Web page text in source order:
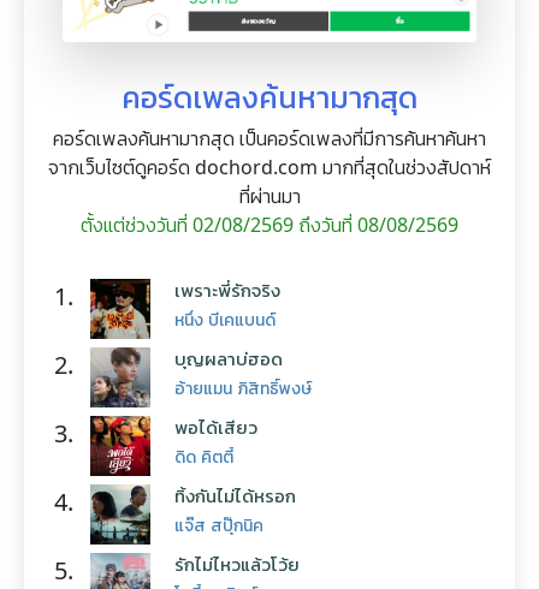
คอร์ดเพลงค้นหามากสุด
คอร์ดเพลงค้นหามากสุด เป็นคอร์ดเพลงที่มีการค้นหาค้นหา
จากเว็บไซต์ดูคอร์ด dochord.com มากที่สุดในช่วงสัปดาห์
ที่ผ่านมา
ตั้งแต่ช่วงวันที่ 02/08/2569 ถึงวันที่ 08/08/2569
1. เพราะพี่รักจริง
หนึ่ง บีเคแบนด์
2. บุญผลาบ่ฮอด
อ้ายแมน ภิสิทธิ์พงษ์
3. พอได้เสียว
ดิด คิตตี้
4. ทิ้งกันไม่ได้หรอก
แจ๊ส สปุ๊กนิค
5. รักไม่ไหวแล้วโว้ย